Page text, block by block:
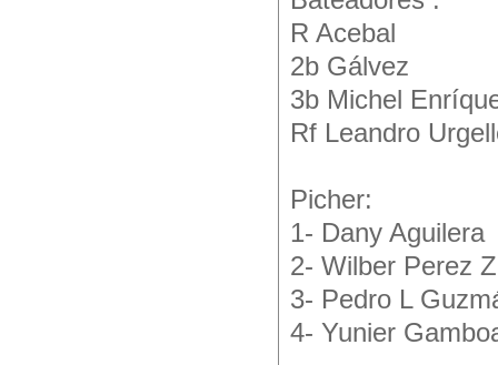
R Acebal
2b Gálvez
3b Michel
Rf Leandro
Picher:
1- Dany Aguilera
2- Wilber Perez Z
3- Pedro L
4- Yunier